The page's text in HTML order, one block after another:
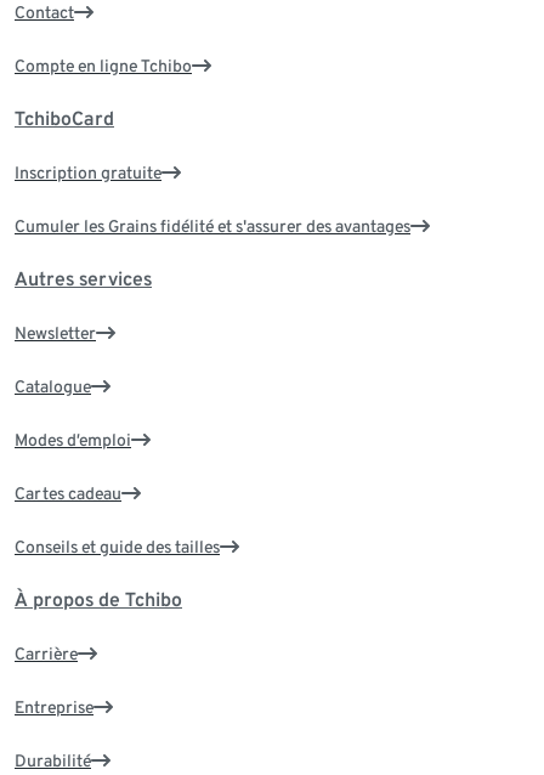
Contact
Compte en ligne Tchibo
TchiboCard
Inscription gratuite
Cumuler les Grains fidélité et s'assurer des avantages
Autres services
Newsletter
Catalogue
Modes d’emploi
Cartes cadeau
Conseils et guide des tailles
À propos de Tchibo
Carrière
Entreprise
Durabilité